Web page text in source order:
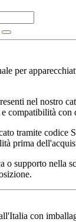
per
nel nostro
compatibilità con
tramite codice
prima
o supporto nella
con